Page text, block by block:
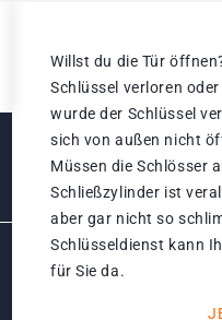
Willst du die Tür
Schlüssel verloren
wurde der Schlüssel
sich von außen nicht
Müssen die Schlösser
Schließzylinder ist
aber gar nicht so
Schlüsseldienst kann
für Sie da.